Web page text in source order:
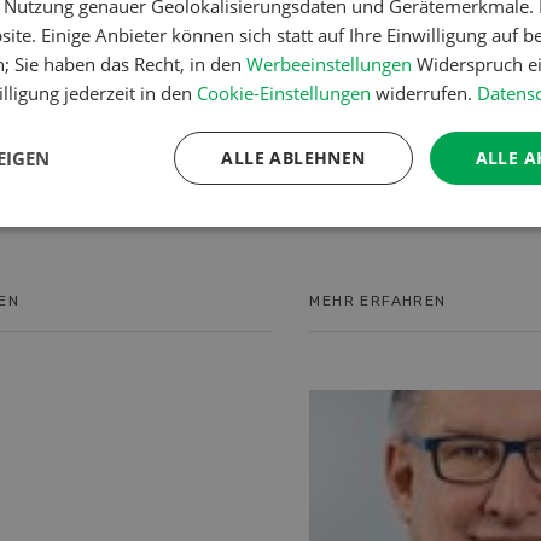
Aufgabenteilung zwischen
und der fenaco. Um dem
Marktumfeld Rechnung zu
di...
vergangenen Jahr den
Prozent auf 1,395
steigern und so erneut
entwickelten sich die
Sortimentsbereiche
MEHR ERFAHREN
genauer Geolokalisierungsdaten und
Einige Anbieter können sich statt auf Ihre Einwilligung auf
Sie haben das Recht, in den Werbeeinstellungen Widerspruch
jederzeit in den Cookie-Einstellungen widerrufen.
ALLE
ALLE ABLEHNEN